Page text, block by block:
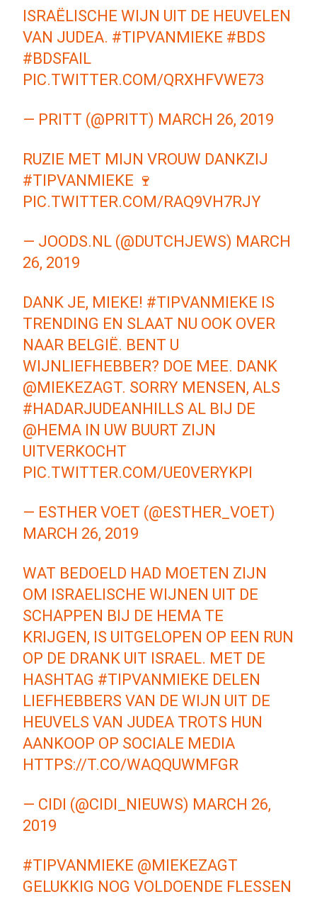
ISRAËLISCHE WIJN UIT DE HEUVELEN
VAN JUDEA. #TIPVANMIEKE #BDS
#BDSFAIL
PIC.TWITTER.COM/QRXHFVWE73
— PRITT (@PRITT) MARCH 26, 2019
RUZIE MET MIJN VROUW DANKZIJ
#TIPVANMIEKE 🍷
PIC.TWITTER.COM/RAQ9VH7RJY
— JOODS.NL (@DUTCHJEWS) MARCH
26, 2019
DANK JE, MIEKE! #TIPVANMIEKE IS
TRENDING EN SLAAT NU OOK OVER
NAAR BELGIË. BENT U
WIJNLIEFHEBBER? DOE MEE. DANK
@MIEKEZAGT. SORRY MENSEN, ALS
#HADARJUDEANHILLS AL BIJ DE
@HEMA IN UW BUURT ZIJN
UITVERKOCHT
PIC.TWITTER.COM/UE0VERYKPI
— ESTHER VOET (@ESTHER_VOET)
MARCH 26, 2019
WAT BEDOELD HAD MOETEN ZIJN
OM ISRAELISCHE WIJNEN UIT DE
SCHAPPEN BIJ DE HEMA TE
KRIJGEN, IS UITGELOPEN OP EEN RUN
OP DE DRANK UIT ISRAEL. MET DE
HASHTAG #TIPVANMIEKE DELEN
LIEFHEBBERS VAN DE WIJN UIT DE
HEUVELS VAN JUDEA TROTS HUN
AANKOOP OP SOCIALE MEDIA
HTTPS://T.CO/WAQQUWMFGR
— CIDI (@CIDI_NIEUWS) MARCH 26,
2019
#TIPVANMIEKE @MIEKEZAGT
GELUKKIG NOG VOLDOENDE FLESSEN